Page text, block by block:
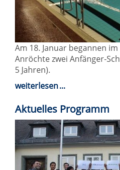
Am 18. Januar begannen
Anröchte zwei Anfänger-
5 Jahren).
weiterlesen
Aktuelles Programm